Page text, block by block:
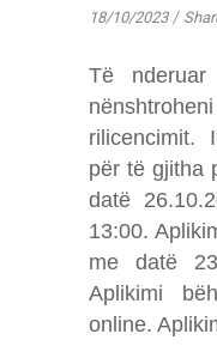
18/10/2023
Të
rilicencimit.
për të gjitha
datë
13:00.
me datë
Aplikimi
online.